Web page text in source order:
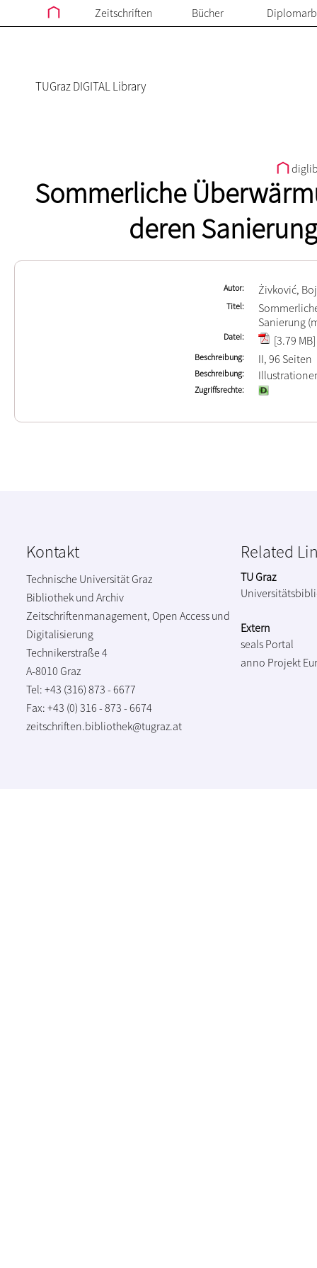
Zeitschriften Bücher
TUGraz DIGITAL Library
Sommerliche
deren
Autor Żivković,
Titel
Sanierung
Datei [3.79 MB]
Beschreibung II, 96 Seiten
Beschreibung
Zugriffsrechte
Kontakt
Technische Universität Graz
Bibliothek und Archiv
Zeitschriftenmanagement, Open Access und
Digitalisierung
Technikerstraße 4
A-8010 Graz
Tel: +43 (316) 873 - 6677
Fax: +43 (0) 316 - 873 - 6674
zeitschriften.bibliothek@tugraz.at
Related
TU Graz
Extern
seals Portal
anno Projekt